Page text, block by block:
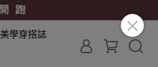
美學穿搭誌